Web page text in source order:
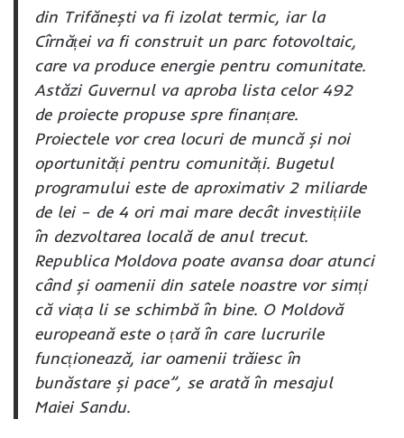
din Trifănești va fi izolat termic, iar la
Cîrnăței va fi construit un parc fotovoltaic,
care va produce energie pentru comunitate.
Astăzi Guvernul va aproba lista celor 492
de proiecte propuse spre finanțare.
Proiectele vor crea locuri de muncă și noi
oportunități pentru comunități. Bugetul
programului este de aproximativ 2 miliarde
de lei – de 4 ori mai mare decât investițiile
în dezvoltarea locală de anul trecut.
Republica Moldova poate avansa doar atunci
când și oamenii din satele noastre vor simți
că viața li se schimbă în bine. O Moldovă
europeană este o țară în care lucrurile
funcționează, iar oamenii trăiesc în
bunăstare și pace”, se arată în mesajul
Maiei Sandu.